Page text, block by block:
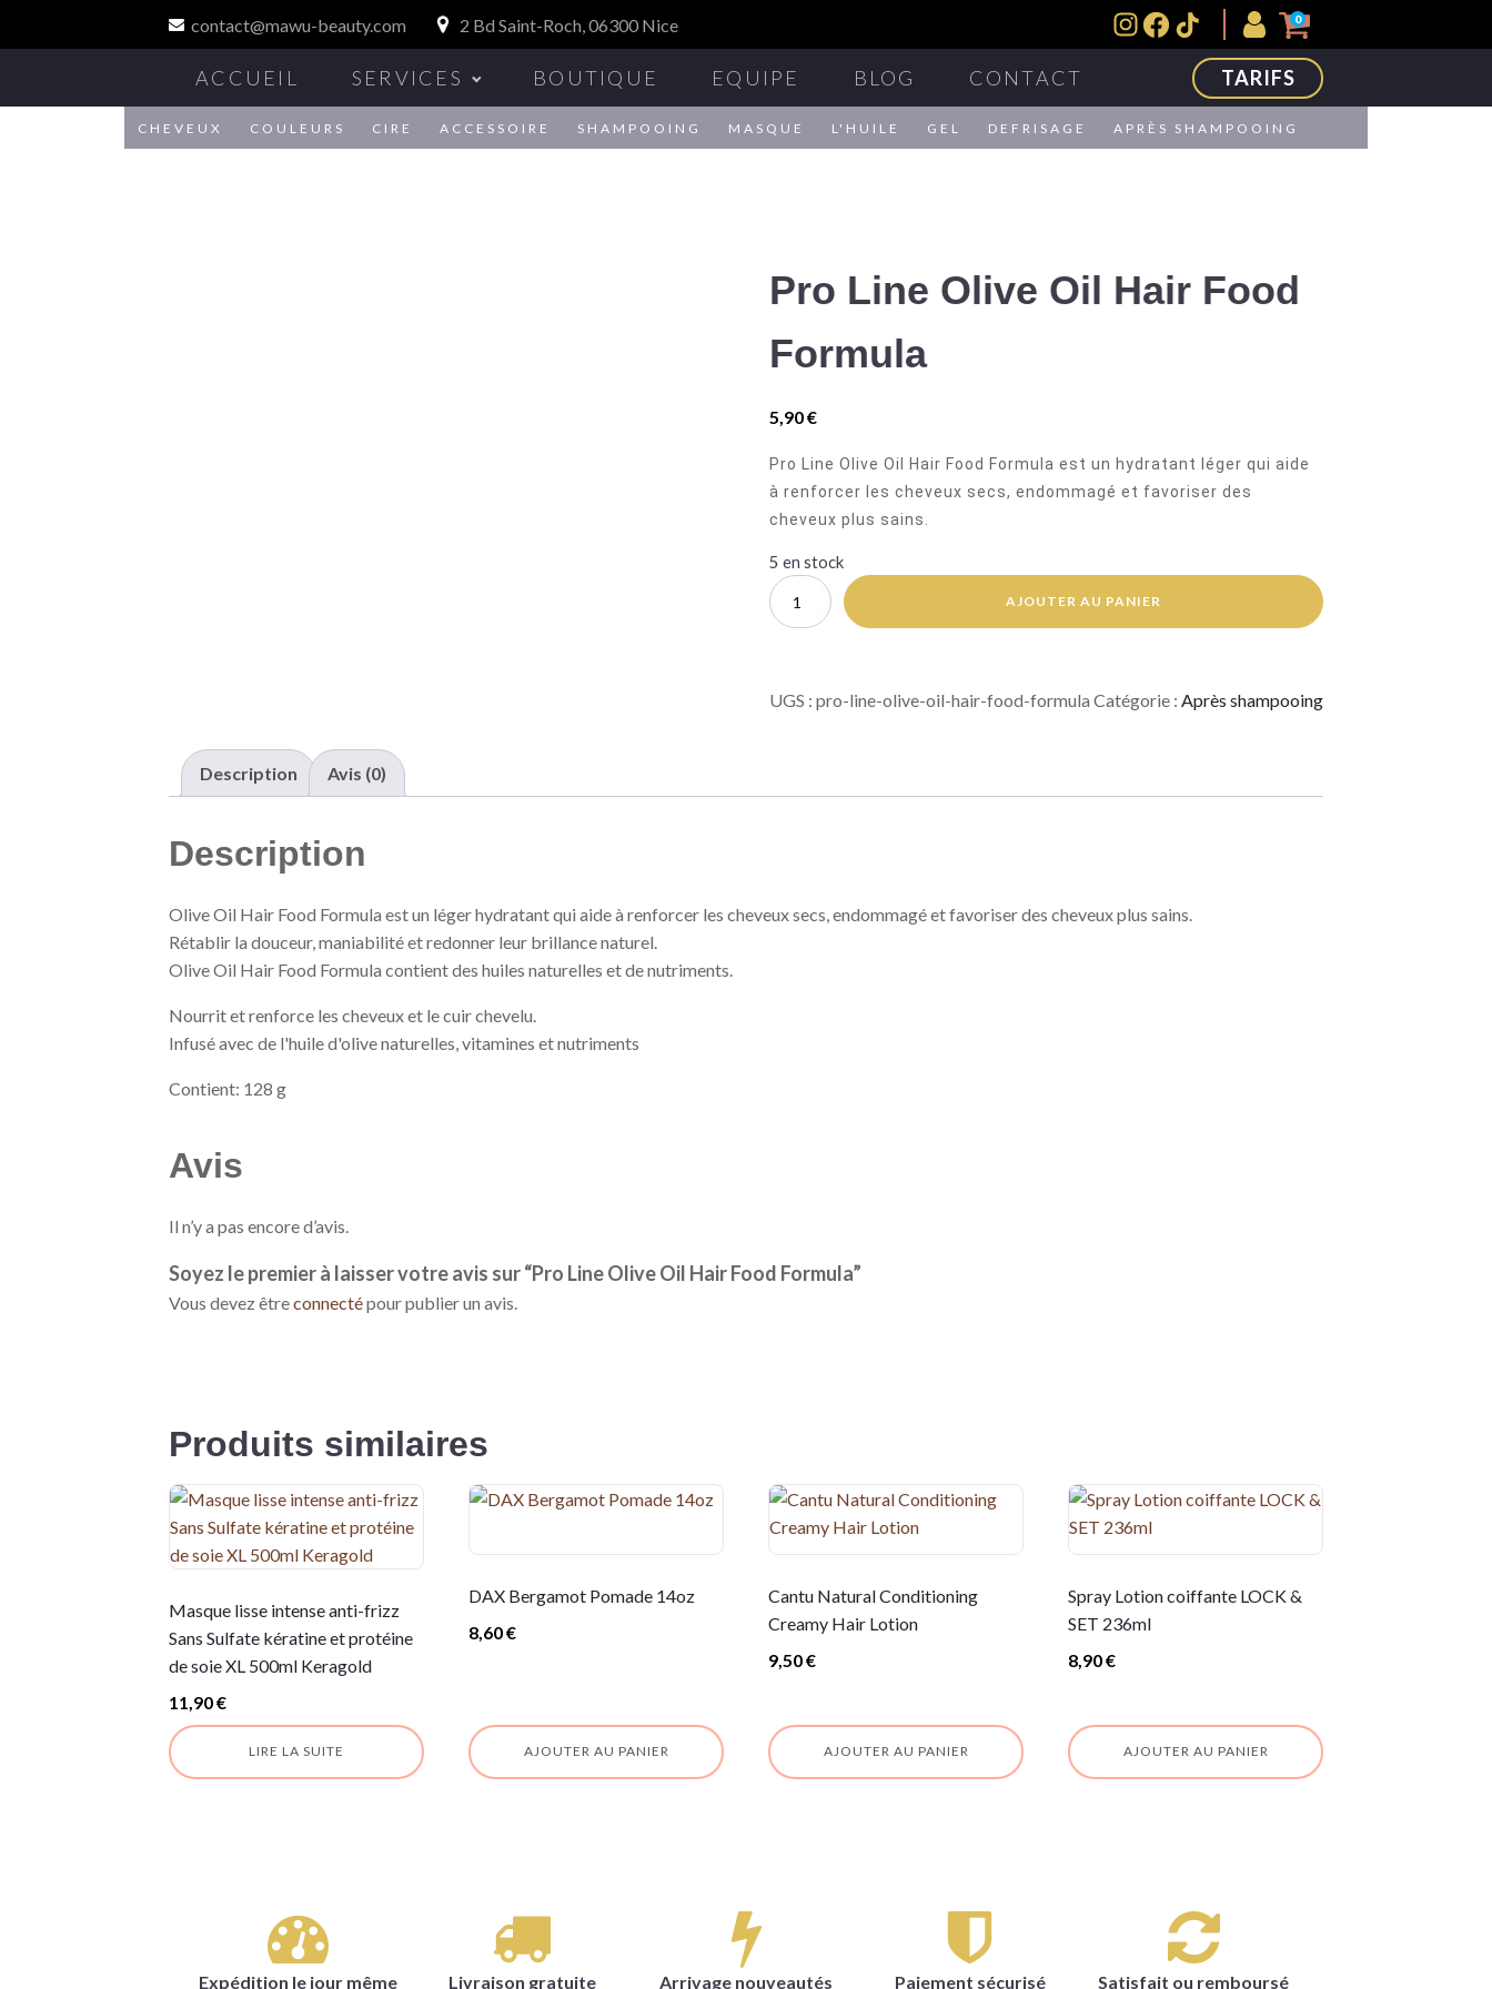
contact@mawu-beauty.com 2 Bd Saint-Roch, 06300 Nice 0
ACCUEIL SERVICES BOUTIQUE EQUIPE BLOG CONTACT TARIFS
CHEVEUX COULEURS CIRE ACCESSOIRE SHAMPOOING MASQUE L'HUILE GEL DEFRISAGE APRÈS SHAMPOOING
Pro Line Olive Oil Hair Food
Formula
5,90€
Pro Line Olive Oil Hair Food Formula est un hydratant léger qui aide
à renforcer les cheveux secs, endommagé et favoriser des
cheveux plus sains.
5 en stock
quantité
de
Oil
AJOUTER AU PANIER
UGS : pro-line-olive-oil-hair-food-formula Catégorie : Après shampooing
Description Avis (0)
Description
Olive Oil Hair Food Formula est un léger hydratant qui aide à renforcer les cheveux secs, endommagé et favoriser des cheveux plus sains.
Rétablir la douceur, maniabilité et redonner leur brillance naturel.
Olive Oil Hair Food Formula contient des huiles naturelles et de nutriments.
Nourrit et renforce les cheveux et le cuir chevelu.
Infusé avec de l'huile d'olive naturelles, vitamines et nutriments
Contient: 128 g
Avis
Il n’y a pas encore d’avis.
Soyez le premier à laisser votre avis sur “Pro Line Olive Oil Hair Food Formula”
Vous devez êtreconnectépour publier un avis.
Produits similaires
Masque lisse intense anti-frizz
Sans Sulfate kératine et protéine
de soie XL 500ml Keragold
11,90€
LIRE LA SUITE
DAX Bergamot Pomade 14oz
8,60€
AJOUTER AU PANIER
Cantu Natural Conditioning
Creamy Hair Lotion
9,50€
AJOUTER AU PANIER
Spray Lotion coiffante LOCK &
SET 236ml
8,90€
AJOUTER AU PANIER
Expédition le jour même Livraison gratuite Arrivage nouveautés Paiement sécurisé Satisfait ou remboursé